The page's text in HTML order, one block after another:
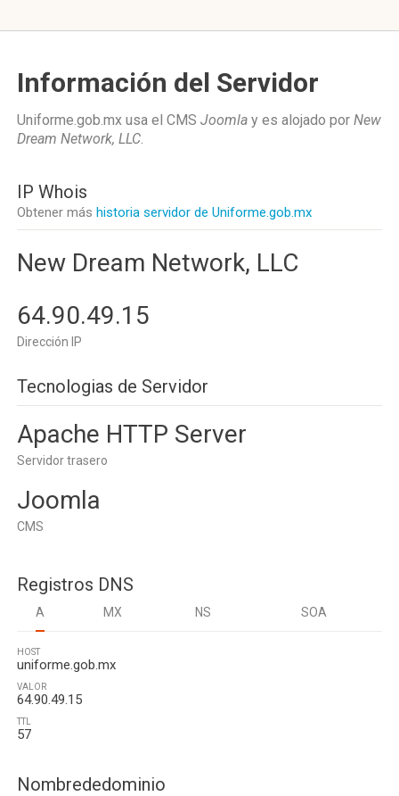
Información del Servidor
Uniforme.gob.mx usa el CMS Joomla y es alojado por New
Dream Network, LLC.
IP Whois
Obtener más historia servidor de Uniforme.gob.mx
New Dream Network, LLC
64.90.49.15
Dirección IP
Tecnologias de Servidor
Apache HTTP Server
Servidor trasero
Joomla
CMS
Registros DNS
A MX NS SOA
HOST
uniforme.gob.mx
VALOR
64.90.49.15
TTL
57
Nombrededominio